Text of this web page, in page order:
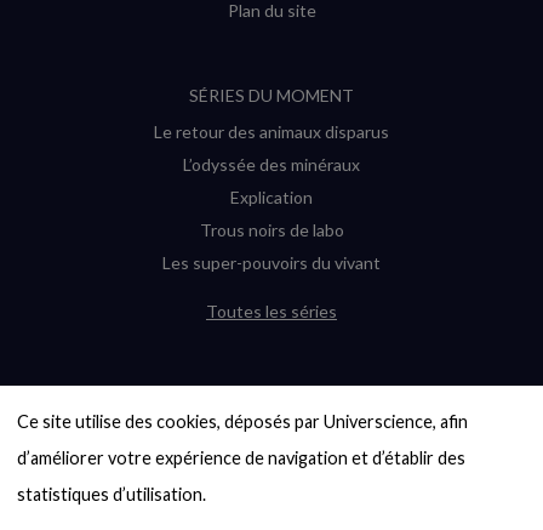
Ce site utilise des cookies, déposés par Universcience, afin
d’améliorer votre expérience de navigation et d’établir des
statistiques d’utilisation.
Plan du site
SÉRIES DU MOMENT
Le retour des animaux disparus
L’odyssée des minéraux
Explication
Trous noirs de labo
Les super-pouvoirs du vivant
Toutes les séries
6000 exoplanètes, et pas de « Terre »
en vue ?
Quel avenir pour les cryptos ?